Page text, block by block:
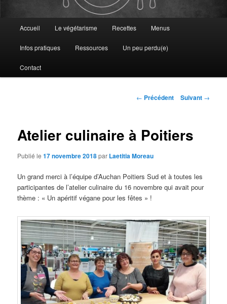
Accueil Le végétarisme Recettes Menus
Infos pratiques Ressources Un peu perdu(e)
Contact
Navigation
← Précédent Suivant →
Atelier culinaire à Poitiers
Publié le17 novembre 2018par Laetitia Moreau
Un grand merci à l’équipe d’Auchan Poitiers Sud et à toutes les
participantes de l’atelier culinaire du 16 novembre qui avait pour
thème : « Un apéritif végane pour les fêtes » !